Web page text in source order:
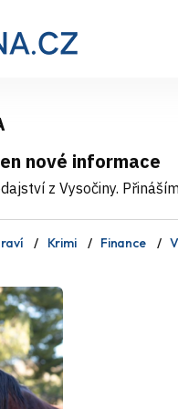
nové informace
z Vysočiny.
Krimi Finance